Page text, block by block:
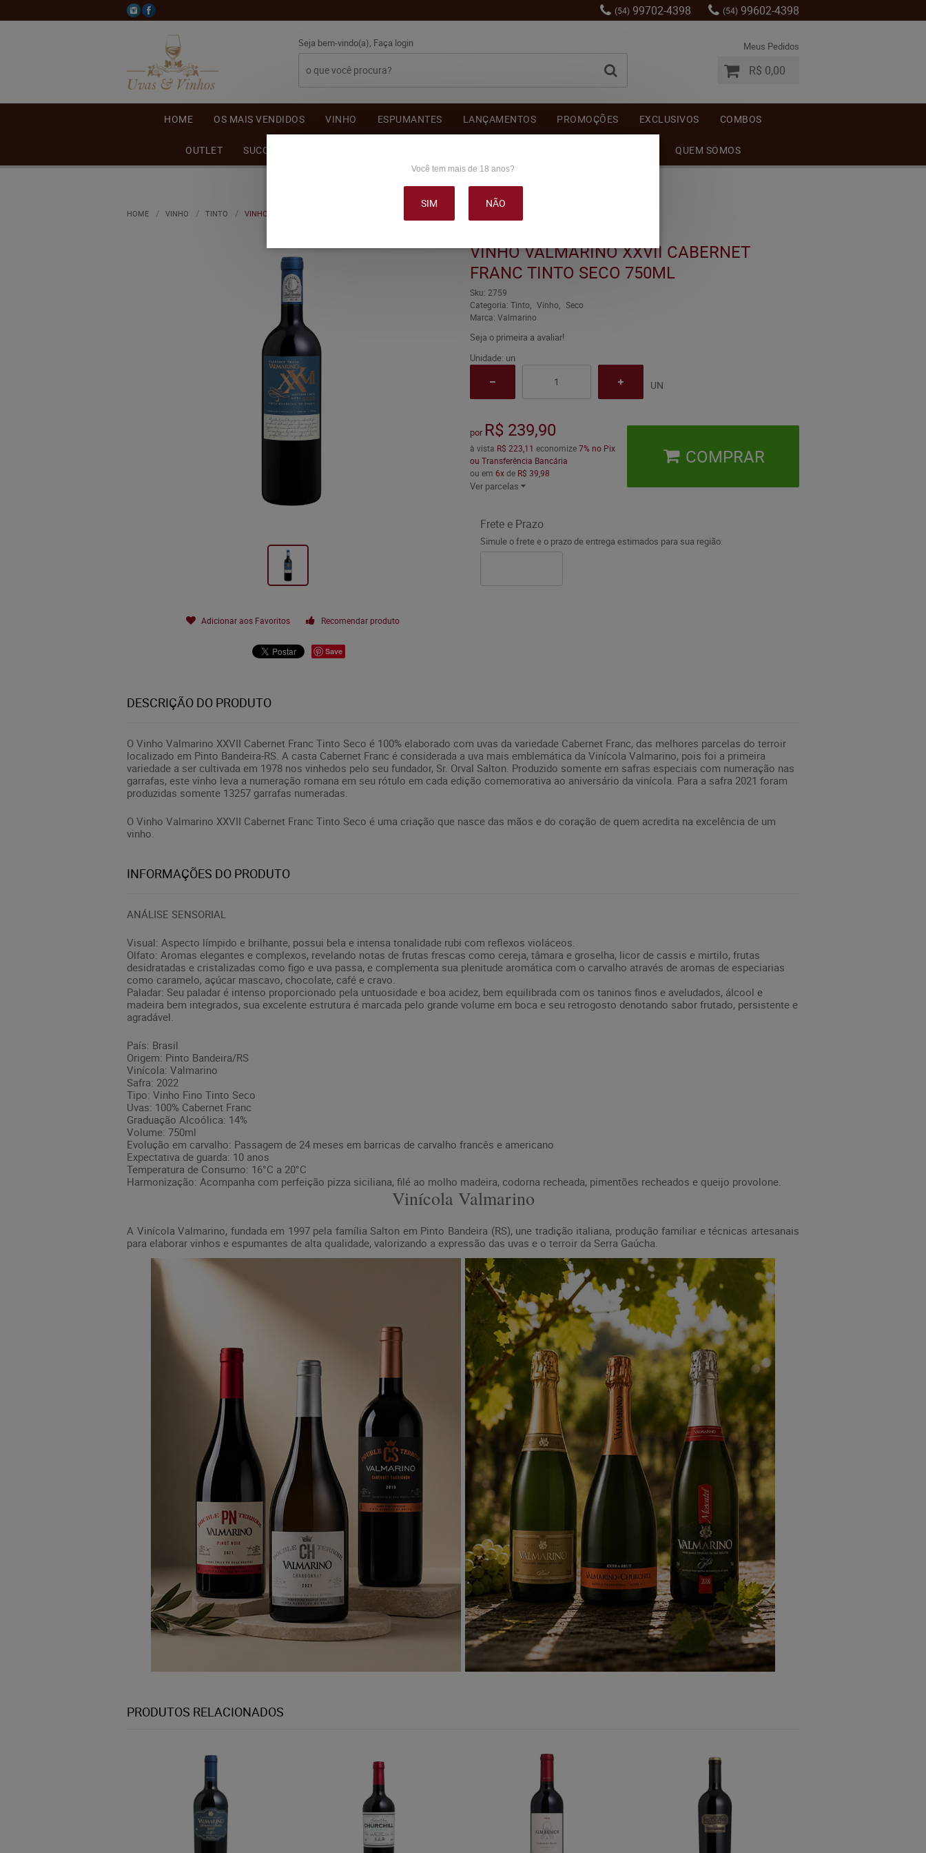
(54) 99702-4398 (54) 99602-4398
Seja bem-vindo(a), Faça login Meus Pedidos
R$ 0,00
HOME OS MAIS VENDIDOS VINHO ESPUMANTES LANÇAMENTOS PROMOÇÕES EXCLUSIVOS COMBOS
OUTLET SUCO DE UVA QUEM SOMOS
HOME VINHO TINTO VINHO VALMARINO XXVII CABERNET FRANC TINTO SECO 750ML
Adicionar aos Favoritos Recomendar produto
Save
VINHO VALMARINO XXVII CABERNET
FRANC TINTO SECO 750ML
Sku: 2759
Categoria: Tinto Vinho
Seco
Marca: Valmarino
Seja o primeira a avaliar!
Unidade: un
UN
por R$ 239,90
à vista R$ 223,11 economize7% no Pix
ou Transferência Bancária
ou em 6xde R$ 39,98
Ver parcelas
COMPRAR
Frete e Prazo
Simule o frete e o prazo de entrega estimados para sua região:
DESCRIÇÃO DO PRODUTO
O Vinho Valmarino XXVII Cabernet Franc Tinto Seco é 100% elaborado com uvas da variedade Cabernet Franc, das melhores parcelas do terroir
localizado em Pinto Bandeira-RS. A casta Cabernet Franc é considerada a uva mais emblemática da Vinícola Valmarino, pois foi a primeira
variedade a ser cultivada em 1978 nos vinhedos pelo seu fundador, Sr. Orval Salton. Produzido somente em safras especiais com numeração nas
garrafas, este vinho leva a numeração romana em seu rótulo em cada edição comemorativa ao aniversário da vinícola. Para a safra 2021 foram
produzidas somente 13257 garrafas numeradas.
O Vinho Valmarino XXVII Cabernet Franc Tinto Seco é uma criação que nasce das mãos e do coração de quem acredita na excelência de um
vinho.
INFORMAÇÕES DO PRODUTO
ANÁLISE SENSORIAL
Visual: Aspecto límpido e brilhante, possui bela e intensa tonalidade rubi com reflexos violáceos.
Olfato: Aromas elegantes e complexos, revelando notas de frutas frescas como cereja, tâmara e groselha, licor de cassis e mirtilo, frutas
desidratadas e cristalizadas como figo e uva passa, e complementa sua plenitude aromática com o carvalho através de aromas de especiarias
como caramelo, açúcar mascavo, chocolate, café e cravo.
Paladar: Seu paladar é intenso proporcionado pela untuosidade e boa acidez, bem equilibrada com os taninos finos e aveludados, álcool e
madeira bem integrados, sua excelente estrutura é marcada pelo grande volume em boca e seu retrogosto denotando sabor frutado, persistente e
agradável.
País: Brasil
Origem: Pinto Bandeira/RS
Vinícola: Valmarino
Safra: 2022
Tipo: Vinho Fino Tinto Seco
Uvas: 100% Cabernet Franc
Graduação Alcoólica: 14%
Volume: 750ml
Evolução em carvalho: Passagem de 24 meses em barricas de carvalho francês e americano
Expectativa de guarda: 10 anos
Temperatura de Consumo: 16°C a 20°C
Harmonização: Acompanha com perfeição pizza siciliana, filé ao molho madeira, codorna recheada, pimentões recheados e queijo provolone.
Vinícola Valmarino
A Vinícola Valmarino, fundada em 1997 pela família Salton em Pinto Bandeira (RS), une tradição italiana, produção familiar e técnicas artesanais
para elaborar vinhos e espumantes de alta qualidade, valorizando a expressão das uvas e o terroir da Serra Gaúcha.
PRODUTOS RELACIONADOS
Você tem mais de 18 anos?
SIM NÃO